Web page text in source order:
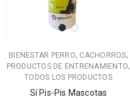
BIENESTAR PERRO, CACHORROS,
PRODUCTOS DE ENTRENAMIENTO,
TODOS LOS PRODUCTOS
Sí Pis-Pis Mascotas